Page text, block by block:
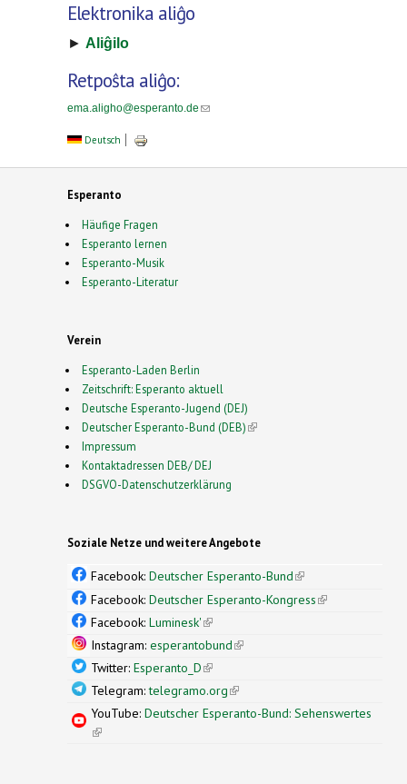
Elektronika aliĝo
► Aliĝilo
Retpoŝta aliĝo:
ema.aligho@esperanto.de (link sends e-mail)
Deutsch
Esperanto
Häufige Fragen
Esperanto lernen
Esperanto-Musik
Esperanto-Literatur
Verein
Esperanto-Laden Berlin
Zeitschrift: Esperanto aktuell
Deutsche Esperanto-Jugend (DEJ)
Deutscher Esperanto-Bund (DEB)(link is external)
Impressum
Kontaktadressen DEB/ DEJ
DSGVO-Datenschutzerklärung
Soziale Netze und weitere Angebote
Facebook: Deutscher Esperanto-Bund(link is
external)
Facebook: Deutscher Esperanto-Kongress(link is
Facebook: Luminesk'(link is external)
Instagram: esperantobund(link is external)
Twitter: Esperanto_D(link is external)
Telegram:telegramo.org(link is external)
YouTube: Deutscher Esperanto-Bund: Sehenswertes
(link is external)